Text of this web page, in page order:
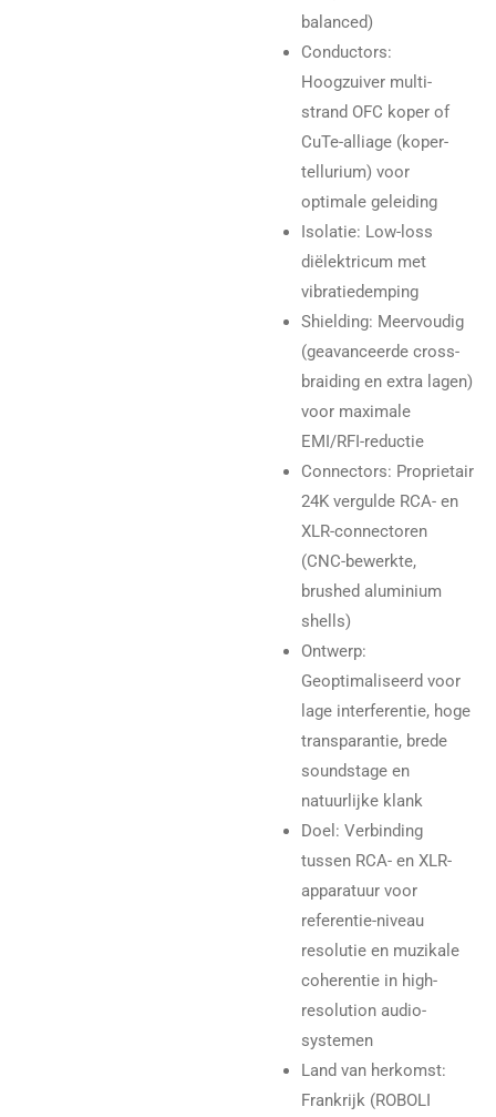
balanced)
Conductors:
Hoogzuiver multi-
strand OFC koper of
CuTe-alliage (koper-
tellurium) voor
optimale geleiding
Isolatie: Low-loss
diëlektricum met
vibratiedemping
Shielding: Meervoudig
(geavanceerde cross-
braiding en extra lagen)
voor maximale
EMI/RFI-reductie
Connectors: Proprietair
24K vergulde RCA- en
XLR-connectoren
(CNC-bewerkte,
brushed aluminium
shells)
Ontwerp:
Geoptimaliseerd voor
lage interferentie, hoge
transparantie, brede
soundstage en
natuurlijke klank
Doel: Verbinding
tussen RCA- en XLR-
apparatuur voor
referentie-niveau
resolutie en muzikale
coherentie in high-
resolution audio-
systemen
Land van herkomst:
Frankrijk (ROBOLI